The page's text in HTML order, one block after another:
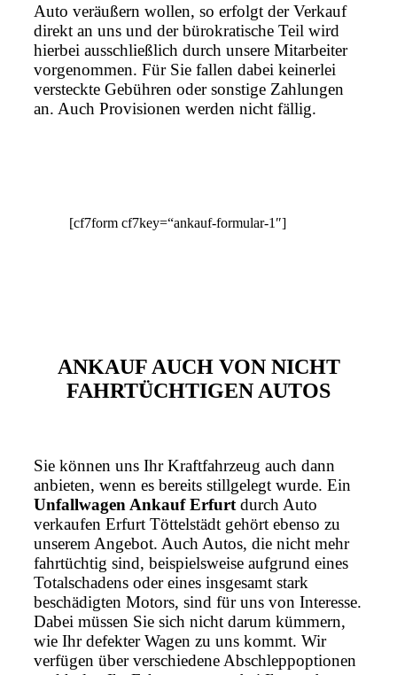
Auto veräußern wollen, so erfolgt der Verkauf
direkt an uns und der bürokratische Teil wird
hierbei ausschließlich durch unsere Mitarbeiter
vorgenommen. Für Sie fallen dabei keinerlei
versteckte Gebühren oder sonstige Zahlungen
an. Auch Provisionen werden nicht fällig.
[cf7form cf7key=“ankauf-formular-1″]
ANKAUF AUCH VON NICHT
FAHRTÜCHTIGEN AUTOS
Sie können uns Ihr Kraftfahrzeug auch dann
anbieten, wenn es bereits stillgelegt wurde. Ein
Unfallwagen Ankauf Erfurt durch Auto
verkaufen Erfurt Töttelstädt gehört ebenso zu
unserem Angebot. Auch Autos, die nicht mehr
fahrtüchtig sind, beispielsweise aufgrund eines
Totalschadens oder eines insgesamt stark
beschädigten Motors, sind für uns von Interesse.
Dabei müssen Sie sich nicht darum kümmern,
wie Ihr defekter Wagen zu uns kommt. Wir
verfügen über verschiedene Abschleppoptionen